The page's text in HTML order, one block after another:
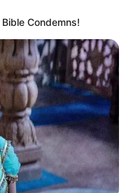
dos Deputadose agora
a importância
Único de Saúde (SUS) e
e valorização profissional
Condemns!